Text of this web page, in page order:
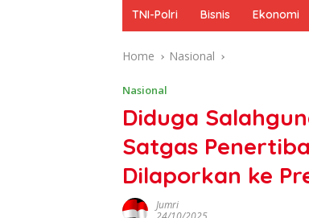
m
e
TNI-Polri Bisnis Ekonomi
Home Nasional
Nasional
Diduga
Satgas
Dilaporkan ke
Jumri